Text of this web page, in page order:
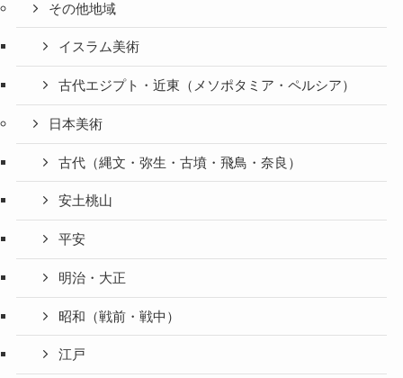
その他地域
イスラム美術
古代エジプト・近東（メソポタミア・ペルシア）
日本美術
古代（縄文・弥生・古墳・飛鳥・奈良）
安土桃山
平安
明治・大正
昭和（戦前・戦中）
江戸